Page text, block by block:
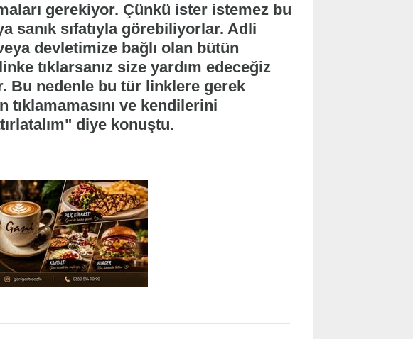
gerekiyor. Çünkü ister istemez bu
sanık sıfatıyla görebiliyorlar. Adli
devletimize bağlı olan bütün
tıklarsanız size yardım edeceğiz
Bu nedenle bu tür linklere gerek
tıklamamasını ve kendilerini
diye konuştu.